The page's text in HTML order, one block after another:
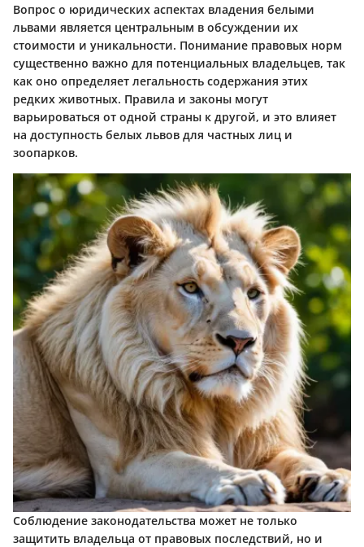
Вопрос о юридических аспектах владения белыми
львами является центральным в обсуждении их
стоимости и уникальности. Понимание правовых норм
существенно важно для потенциальных владельцев, так
как оно определяет легальность содержания этих
редких животных. Правила и законы могут
варьироваться от одной страны к другой, и это влияет
на доступность белых львов для частных лиц и
зоопарков.
Соблюдение законодательства может не только
защитить владельца от правовых последствий, но и